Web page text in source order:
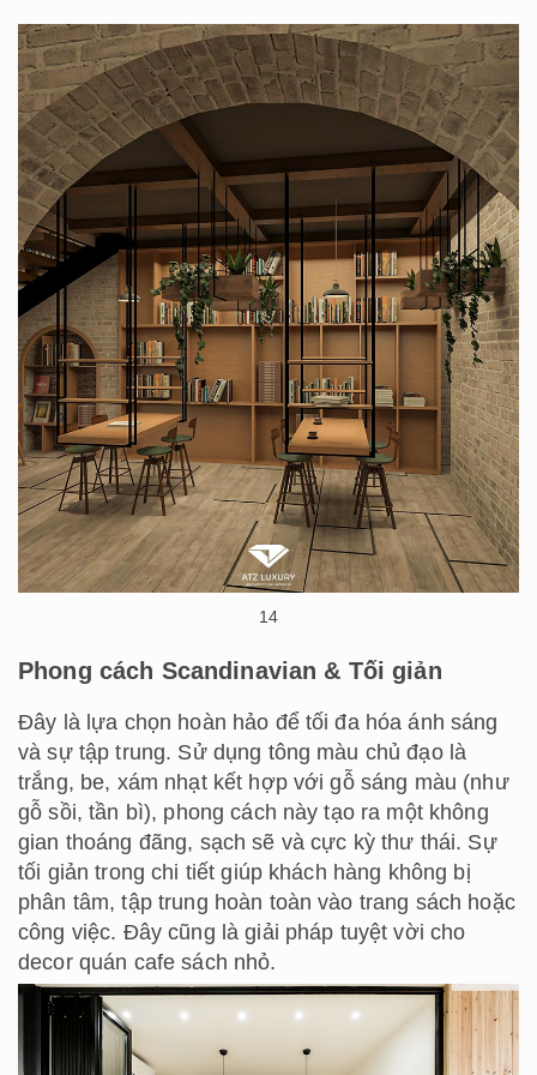
14
Phong cách Scandinavian & Tối giản
Đây là lựa chọn hoàn hảo để tối đa hóa ánh sáng
và sự tập trung. Sử dụng tông màu chủ đạo là
trắng, be, xám nhạt kết hợp với gỗ sáng màu (như
gỗ sồi, tần bì), phong cách này tạo ra một không
gian thoáng đãng, sạch sẽ và cực kỳ thư thái. Sự
tối giản trong chi tiết giúp khách hàng không bị
phân tâm, tập trung hoàn toàn vào trang sách hoặc
công việc. Đây cũng là giải pháp tuyệt vời cho
decor quán cafe sách nhỏ.